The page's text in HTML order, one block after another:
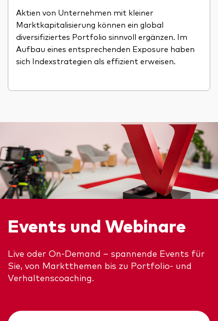
Aktien von Unternehmen mit kleiner
Marktkapitalisierung können ein global
diversifiziertes Portfolio sinnvoll ergänzen. Im
Aufbau eines entsprechenden Exposure haben
sich Indexstrategien als effizient erweisen.
Events und Webinare
Live oder On-Demand – spannende Events für
Sie, von Marktthemen bis zu Portfolio- und
Verhaltenscoaching.